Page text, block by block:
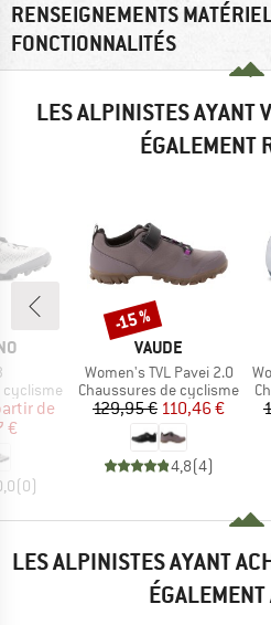
RENSEIGNEMENTS
FONCTIONNALITÉS
LES ALPINISTES AYANT
ÉGALEMENT
cyclisme
réduit
de
€
(0)
MARQUE
VAUDE
Article
Women's TVL Pavei 2.0
Product group
Chaussures de cyclisme
Prix
129,95 €Prix réduit
110,46 €
4,8(4)
Remise
-15 %
LES ALPINISTES AYANT